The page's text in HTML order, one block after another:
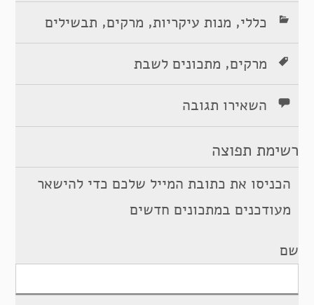
כללי, מנות עיקריות, מרקים, תבשילים
מרקים, מתכונים לשבת
השאירו תגובה
רשימת תפוצה
הכניסו את כתובת המייל שלכם כדי להישאר
מעודכנים במתכונים חדשים
שם